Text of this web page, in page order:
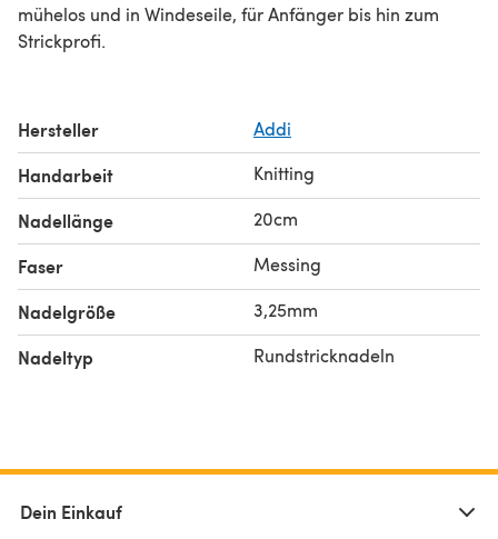
mühelos und in Windeseile, für Anfänger bis hin zum
Strickprofi.
Hersteller Addi
Handarbeit Knitting
Nadellänge 20cm
Faser Messing
Nadelgröße 3,25mm
Nadeltyp Rundstricknadeln
Dein Einkauf